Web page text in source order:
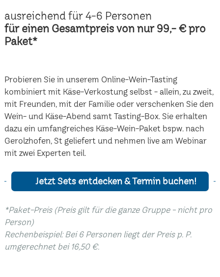
ausreichend für 4-6 Personen
für einen Gesamtpreis von nur 99,- € pro
Paket*
Probieren Sie in unserem Online-Wein-Tasting
kombiniert mit Käse-Verkostung selbst - allein, zu zweit,
mit Freunden, mit der Familie oder verschenken Sie den
Wein- und Käse-Abend samt Tasting-Box. Sie erhalten
dazu ein umfangreiches Käse-Wein-Paket bspw. nach
Gerolzhofen, St geliefert und nehmen live am Webinar
mit zwei Experten teil.
Jetzt Sets entdecken & Termin buchen!
*Paket-Preis (Preis gilt für die ganze Gruppe - nicht pro
Person)
Rechenbeispiel: Bei 6 Personen liegt der Preis p. P.
umgerechnet bei 16,50 €.